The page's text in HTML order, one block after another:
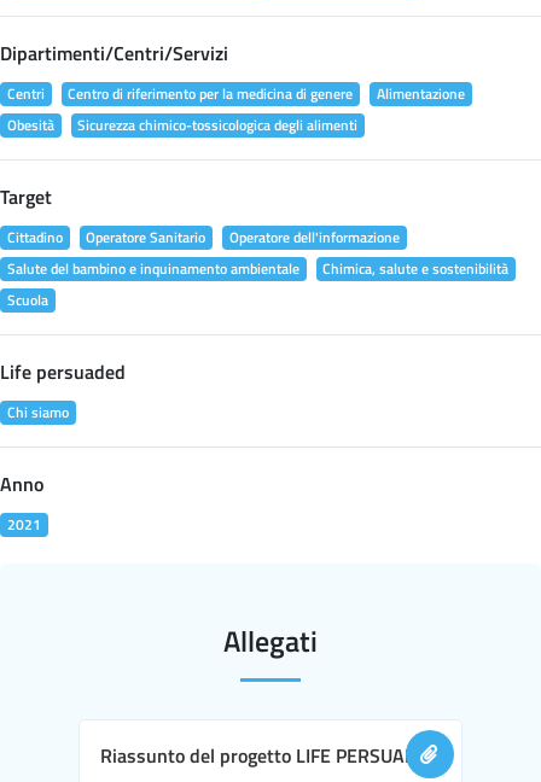
Dipartimenti/Centri/Servizi
Centri Centro di riferimento per la medicina di genere
Alimentazione
Obesità
Sicurezza chimico-tossicologica degli alimenti
Target
Cittadino Operatore Sanitario
Operatore dell'informazione
Salute del bambino e inquinamento ambientale
Chimica, salute e sostenibilità
Scuola
Life persuaded
Chi siamo
Anno
2021
Allegati
Riassunto del progetto LIFE PERSUADED